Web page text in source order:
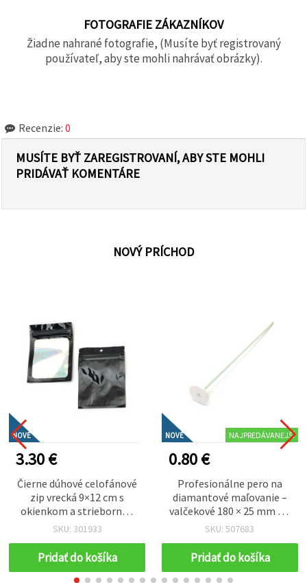
FOTOGRAFIE ZÁKAZNÍKOV
Žiadne nahrané fotografie, (Musíte byť registrovaný
používateľ, aby ste mohli nahrávať obrázky).
Recenzie: 0
MUSÍTE BYŤ ZAREGISTROVANÍ, ABY STE MOHLI
PRIDÁVAŤ KOMENTÁRE
NOVÝ PRÍCHOD
NOVÉ
3.30 €
Čierne dúhové celofánové
zip vrecká 9×12 cm s
okienkom a striebornou
farbou na zadnej strane –
balenie na kreatívne
potreby, sada 50 ks
SKU: 301933
Pridať do košíka
NOVÉ NAJPREDÁVANEJŠÍ
0.80 €
Profesionálne pero na
diamantové maľovanie –
valčekové 180 × 25 mm s 2
mm valčekom – hladké a
a rovnomerné nanášanie
kamienkov (Diamond
Painting)
SKU: 507683
Pridať do košíka